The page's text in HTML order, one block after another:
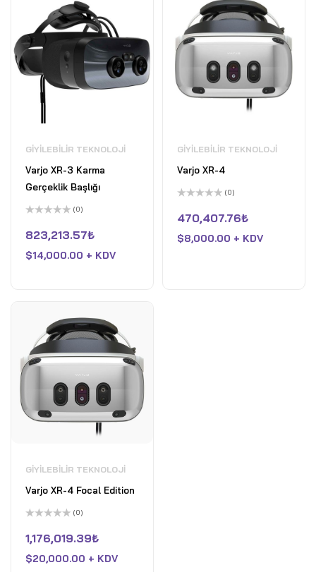
GIYILEBILIR TEKNOLOJI
Varjo XR-3 Karma
Gerçeklik Başlığı
üzerinden
0
aldı
(0)
823,213.57₺
$14,000.00 + KDV
GIYILEBILIR TEKNOLOJI
Varjo XR-4
üzerinden
0
aldı
(0)
470,407.76₺
$8,000.00 + KDV
GIYILEBILIR TEKNOLOJI
Varjo XR-4 Focal Edition
üzerinden
0
aldı
(0)
1,176,019.39₺
$20,000.00 + KDV